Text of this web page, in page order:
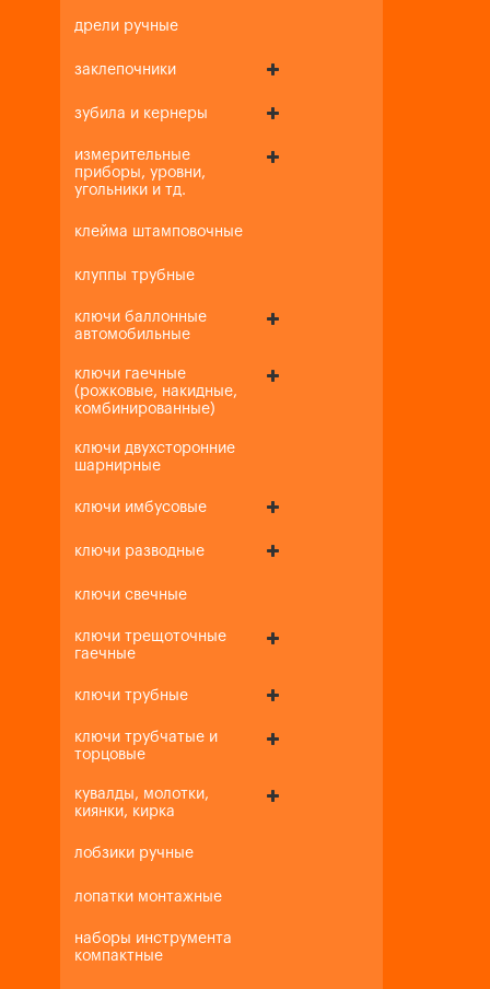
дрели ручные
заклепочники
зубила и кернеры
измерительные
приборы, уровни,
угольники и тд.
клейма штамповочные
клуппы трубные
ключи баллонные
автомобильные
ключи гаечные
(рожковые, накидные,
комбинированные)
ключи двухсторонние
шарнирные
ключи имбусовые
ключи разводные
ключи свечные
ключи трещоточные
гаечные
ключи трубные
ключи трубчатые и
торцовые
кувалды, молотки,
киянки, кирка
лобзики ручные
лопатки монтажные
наборы инструмента
компактные